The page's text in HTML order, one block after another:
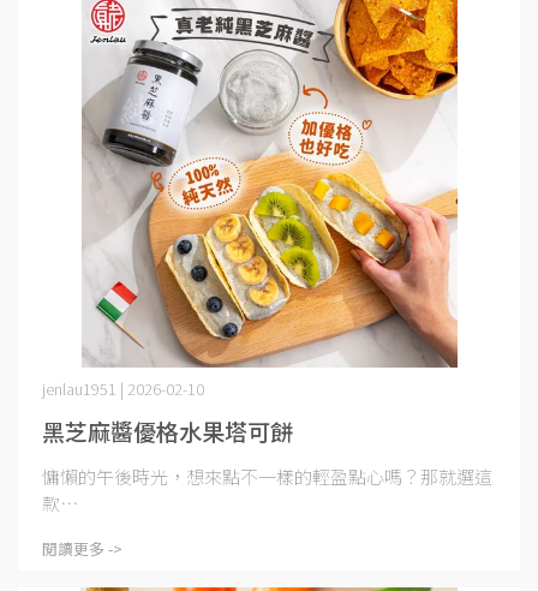
黑芝麻醬優格水果塔可餅
jenlau1951 | 2026-02-10
慵懶的午後時光，想來點不一樣的輕盈點心嗎？那就選這
款⋯
閱讀更多 ->